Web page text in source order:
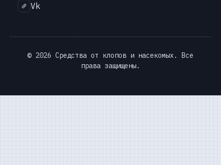
Vk
© 2026 Средства от клопов и насекомых. Все
права защищены.